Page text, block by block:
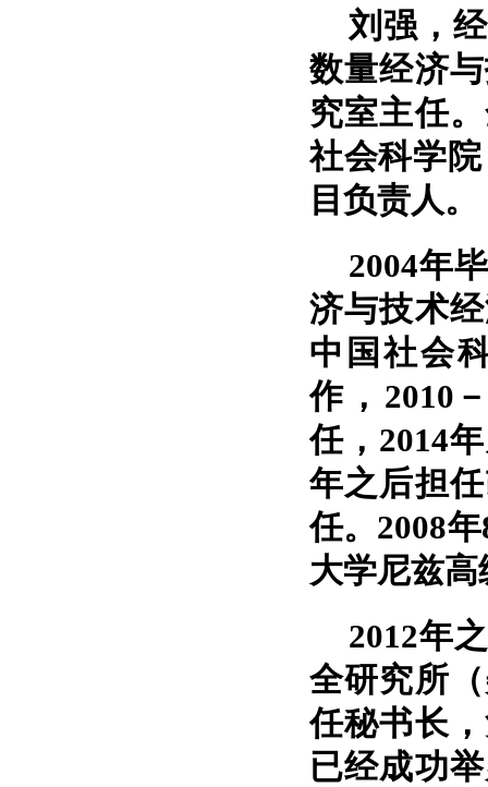
刘强，经
数量经济
究室主任
社会科学
目负责人。
2004年毕
济与技术
中国社会
作，2010
任，2014
年之后担
任。2008
大学尼兹
2012年之
全研究所
任秘书长
已经成功